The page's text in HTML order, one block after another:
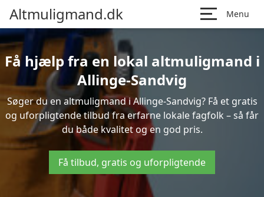
Altmuligmand.dk Menu
Få hjælp fra en lokal altmuligmand i
Allinge-Sandvig
Søger du en altmuligmand i Allinge-Sandvig? Få et gratis
og uforpligtende tilbud fra erfarne lokale fagfolk – så får
du både kvalitet og en god pris.
Få tilbud, gratis og uforpligtende